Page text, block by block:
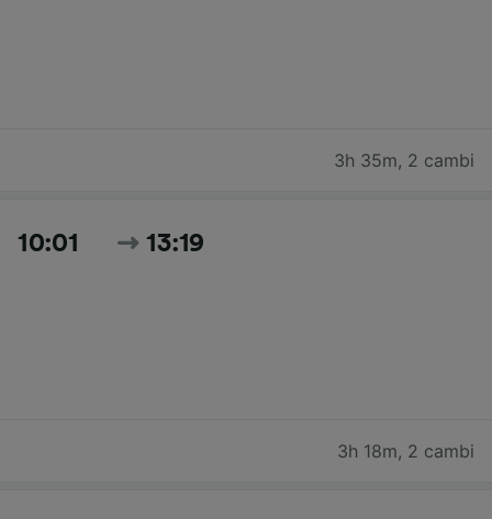
3h 35m, 2 cambi
10:01 13:19
3h 18m, 2 cambi